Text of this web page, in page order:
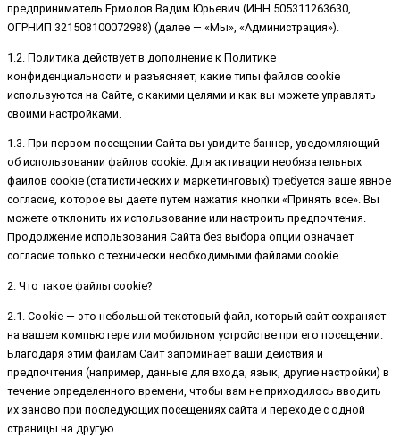
предприниматель Ермолов Вадим Юрьевич (ИНН 505311263630,
ОГРНИП 321508100072988) (далее — «Мы», «Администрация»).
1.2. Политика действует в дополнение к Политике
конфиденциальности и разъясняет, какие типы файлов cookie
используются на Сайте, с какими целями и как вы можете управлять
своими настройками.
1.3. При первом посещении Сайта вы увидите баннер, уведомляющий
об использовании файлов cookie. Для активации необязательных
файлов cookie (статистических и маркетинговых) требуется ваше явное
согласие, которое вы даете путем нажатия кнопки «Принять все». Вы
можете отклонить их использование или настроить предпочтения.
Продолжение использования Сайта без выбора опции означает
согласие только с технически необходимыми файлами cookie.
2. Что такое файлы cookie?
2.1. Cookie — это небольшой текстовый файл, который сайт сохраняет
на вашем компьютере или мобильном устройстве при его посещении.
Благодаря этим файлам Сайт запоминает ваши действия и
предпочтения (например, данные для входа, язык, другие настройки) в
течение определенного времени, чтобы вам не приходилось вводить
их заново при последующих посещениях сайта и переходе с одной
страницы на другую.